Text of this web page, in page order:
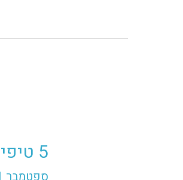
5 טיפים למה *לא* לעשות באתר האיקומרס שלך לקראת החגים
למה
*לא*